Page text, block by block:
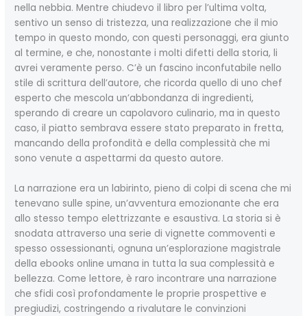
nella nebbia. Mentre chiudevo il libro per l’ultima volta,
sentivo un senso di tristezza, una realizzazione che il mio
tempo in questo mondo, con questi personaggi, era giunto
al termine, e che, nonostante i molti difetti della storia, li
avrei veramente perso. C’è un fascino inconfutabile nello
stile di scrittura dell’autore, che ricorda quello di uno chef
esperto che mescola un’abbondanza di ingredienti,
sperando di creare un capolavoro culinario, ma in questo
caso, il piatto sembrava essere stato preparato in fretta,
mancando della profondità e della complessità che mi
sono venute a aspettarmi da questo autore.
La narrazione era un labirinto, pieno di colpi di scena che mi
tenevano sulle spine, un’avventura emozionante che era
allo stesso tempo elettrizzante e esaustiva. La storia si è
snodata attraverso una serie di vignette commoventi e
spesso ossessionanti, ognuna un’esplorazione magistrale
della ebooks online umana in tutta la sua complessità e
bellezza. Come lettore, è raro incontrare una narrazione
che sfidi così profondamente le proprie prospettive e
pregiudizi, costringendo a rivalutare le convinzioni